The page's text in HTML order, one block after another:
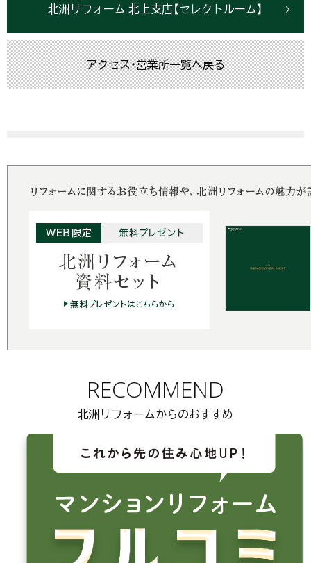
北洲リフォーム 北上支店【セレクトルーム】
アクセス・営業所一覧へ戻る
RECOMMEND
北洲リフォームからのおすすめ